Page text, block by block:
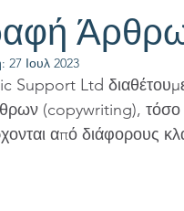
27 Ιουλ 2023
Support Ltd
(copywriting), τόσο
από διάφορους